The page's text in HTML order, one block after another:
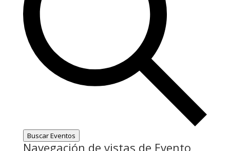
Buscar Eventos
Navegación de vistas de Evento